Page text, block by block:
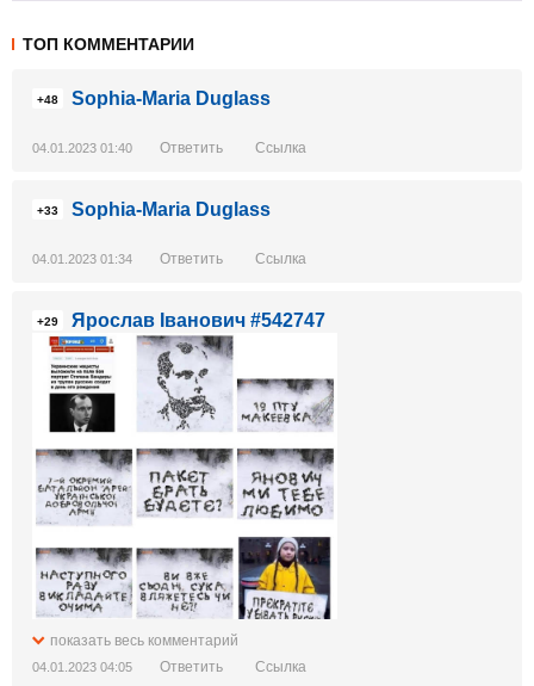
ТОП КОММЕНТАРИИ
+48 Sophia-Maria Duglass
04.01.2023 01:40 Ответить Ссылка
+33 Sophia-Maria Duglass
04.01.2023 01:34 Ответить Ссылка
+29 Ярослав Іванович #542747
показать весь комментарий
04.01.2023 04:05 Ответить Ссылка